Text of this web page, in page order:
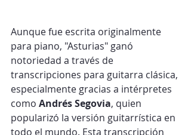
Aunque fue escrita originalmente
para piano, "Asturias" ganó
notoriedad a través de
transcripciones para guitarra clásica,
especialmente gracias a intérpretes
como Andrés Segovia, quien
popularizó la versión guitarrística en
todo el mundo. Esta transcripción